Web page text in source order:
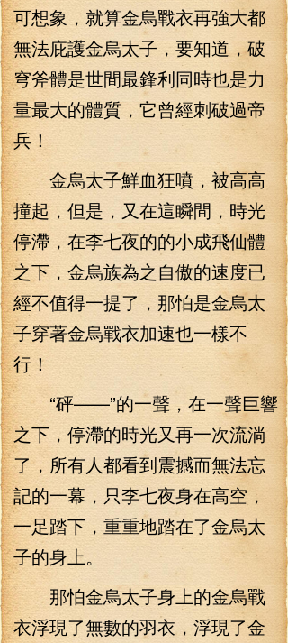
可想象，就算金烏戰衣再強大都
無法庇護金烏太子，要知道，破
穹斧體是世間最鋒利同時也是力
量最大的體質，它曾經刺破過帝
兵！
金烏太子鮮血狂噴，被高高
撞起，但是，又在這瞬間，時光
停滯，在李七夜的的小成飛仙體
之下，金烏族為之自傲的速度已
經不值得一提了，那怕是金烏太
子穿著金烏戰衣加速也一樣不
行！
“砰——”的一聲，在一聲巨響
之下，停滯的時光又再一次流淌
了，所有人都看到震撼而無法忘
記的一幕，只李七夜身在高空，
一足踏下，重重地踏在了金烏太
子的身上。
那怕金烏太子身上的金烏戰
衣浮現了無數的羽衣，浮現了金